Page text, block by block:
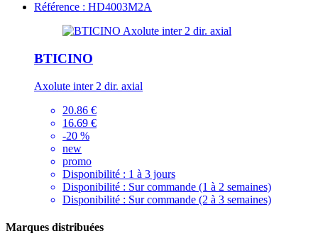
Référence : HD4003M2A
BTICINO
Axolute inter 2 dir. axial
20.86 €
16.69 €
-20 %
new
promo
Disponibilité : 1 à 3 jours
Disponibilité : Sur commande (1 à 2 semaines)
Disponibilité : Sur commande (2 à 3 semaines)
Marques distribuées